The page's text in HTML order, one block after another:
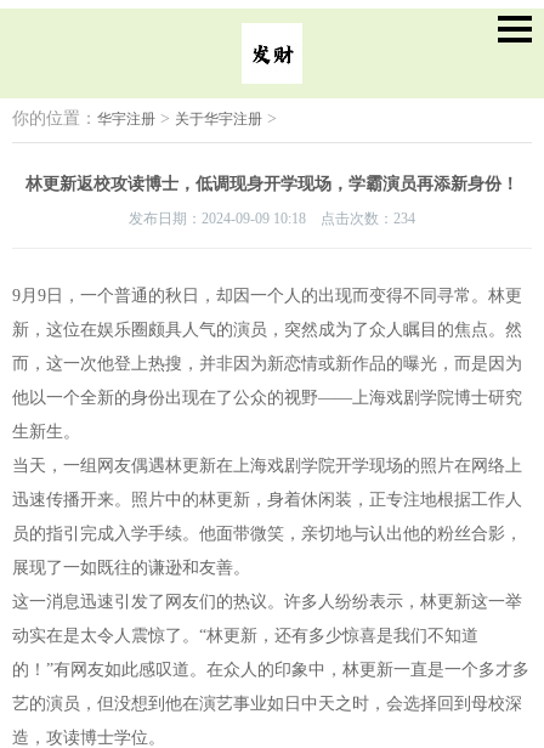
你的位置： 华宇注册 > 关于华宇注册 >
林更新返校攻读博士，低调现身开学现场，学霸演员再添新身份！
发布日期：2024-09-09 10:18 点击次数：234
9月9日，一个普通的秋日，却因一个人的出现而变得不同寻常。林更
新，这位在娱乐圈颇具人气的演员，突然成为了众人瞩目的焦点。然
而，这一次他登上热搜，并非因为新恋情或新作品的曝光，而是因为
他以一个全新的身份出现在了公众的视野——上海戏剧学院博士研究
生新生。
当天，一组网友偶遇林更新在上海戏剧学院开学现场的照片在网络上
迅速传播开来。照片中的林更新，身着休闲装，正专注地根据工作人
员的指引完成入学手续。他面带微笑，亲切地与认出他的粉丝合影，
展现了一如既往的谦逊和友善。
这一消息迅速引发了网友们的热议。许多人纷纷表示，林更新这一举
动实在是太令人震惊了。“林更新，还有多少惊喜是我们不知道
的！”有网友如此感叹道。在众人的印象中，林更新一直是一个多才多
艺的演员，但没想到他在演艺事业如日中天之时，会选择回到母校深
造，攻读博士学位。